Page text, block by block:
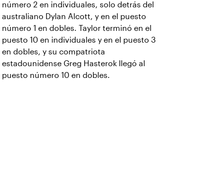
número 2 en individuales, solo detrás del
australiano Dylan Alcott, y en el puesto
número 1 en dobles. Taylor terminó en el
puesto 10 en individuales y en el puesto 3
en dobles, y su compatriota
estadounidense Greg Hasterok llegó al
puesto número 10 en dobles.